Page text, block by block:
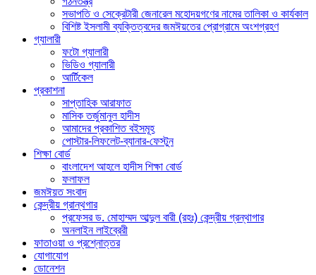
সভাপতি ও সেক্রেটারী জেনারেল মহোদয়গণের নামের তালিকা ও কার্যকাল
বিশিষ্ট ইসলামী ব্যক্তিত্বদের জমঈয়তের প্রোগ্রামে অংশগ্রহণ
গ্যালারী
ফটো গ্যালারী
ভিডিও গ্যালারী
আর্টিকেল
প্রকাশনা
সাপ্তাহিক আরাফাত
মাসিক তর্জুমানুল হাদীস
আমাদের প্রকাশিত বইসমূহ
পোস্টার-লিফলেট-ব্যানার-ফেস্টুন
শিক্ষা বোর্ড
বাংলাদেশ আহলে হাদীস শিক্ষা বোর্ড
ফলাফল
জমঈয়ত সংবাদ
কেন্দ্রীয় গ্রান্থগার
প্রফেসর ড. মোহাম্মদ আব্দুল বারী (রহঃ) কেন্দ্রীয় গ্রন্থাগার
অনলাইন লাইব্রেরী
ফাতাওয়া ও প্রশ্নোত্তর
যোগাযোগ
ডোনেশন